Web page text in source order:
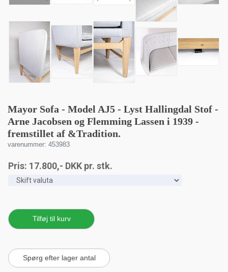
Mayor Sofa - Model AJ5 - Lyst Hallingdal Stof -
Arne Jacobsen og Flemming Lassen i 1939 -
fremstillet af &Tradition.
varenummer: 453983
Pris: 17.800,- DKK pr. stk.